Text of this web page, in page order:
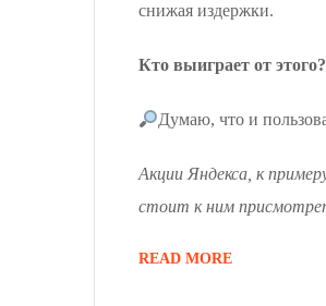
снижая издержки.
Кто выиграет от этого?
Думаю, что и
Акции Яндекса, к
стоит к ним
READ MORE